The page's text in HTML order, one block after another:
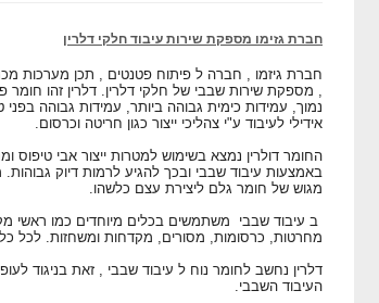
חברת גזימו מספקת שירות עיבוד חלקי דלרין
חברת גיזמו , חברה ל פיתוח פטנטים , תכן מערכות
, מספקת שירות שבבי של חלקי דלרין. דלרין זהו
נמוך, עמידות כימית גבוהה ביותר, עמידות גבוהה
אידילי לעיבוד ע"י צהליכי ייצור כגון חריטה וכרסום.
החומר דולרין נמצא בשימוש למטרות ייצור אבי טיפוס
באמצעות עיבוד שבבי ובכך להגיע לרמות דיוק
מגוש של חומר גלם ליצירת עצם כלשהו.
ב עיבוד שבבי משתמשים בכלים מיוחדים כמו ראשי
מחרטות, כרסומות, מסורים, מקדחות ומשחזות. לכל כלי
דלרין נחשב לחומר נוח ל עיבוד שבבי , זאת בניגוד
העיבוד השבבי.